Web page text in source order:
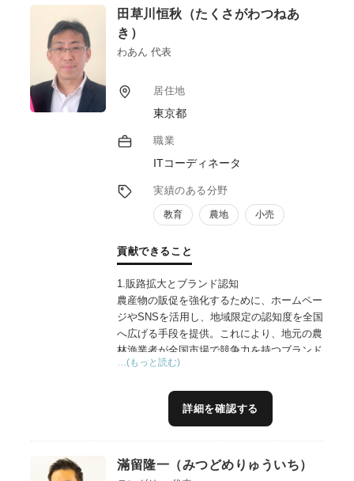
田草川恒秋（たくさがわつねあ
き）
わあん 代表
居住地
東京都
職業
ITコーディネータ
実績のある分野
教育 農地 小売
貢献できること
1.販路拡大とブランド認知
農産物の販促を強化するために、ホームペー
ジやSNSを活用し、地域限定の認知度を全国
へ広げる手段を提供。これにより、地元の農
林漁業者が全国市場で競争力を持つブランド
を構築できる。
2.生産者と顧客の接点強化
農産物の栽培状況や加工品の製造過程を動画
感を与え、高付加価値化を実現。
…(もっと読む)
詳細を確認する
滿留隆一（みつどめりゅういち）